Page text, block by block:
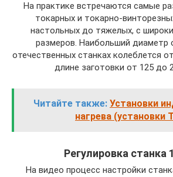
На практике встречаются самые
токарных и токарно-
настольных до тяжелых, с
размеров. Наибольший диаметр
отечественных станках колеблется
длине заготовки от 125 до
Читайте также: Установки
нагрева (установки
Регулировка станка
На видео процесс настройки